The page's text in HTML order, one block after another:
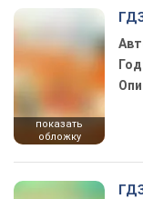
показать
обложку